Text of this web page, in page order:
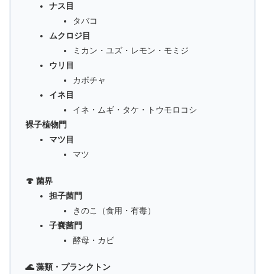
ナス目
タバコ
ムクロジ目
ミカン・ユズ・レモン・モミジ
ウリ目
カボチャ
イネ目
イネ・ムギ・タケ・トウモロコシ
裸子植物門
マツ目
マツ
🍄 菌界
担子菌門
きのこ（食用・有毒）
子嚢菌門
酵母・カビ
🌊 藻類・プランクトン